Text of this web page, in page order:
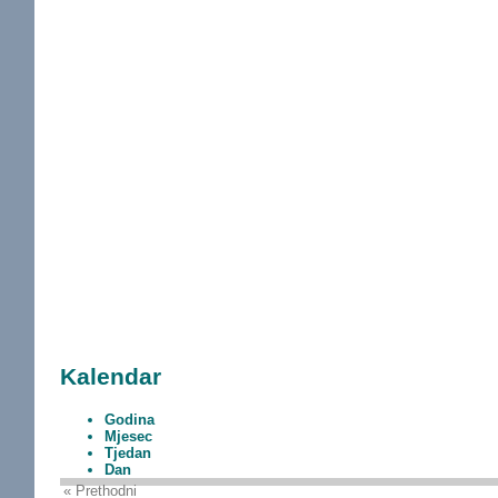
Kalendar
Godina
Mjesec
Tjedan
Dan
« Prethodni